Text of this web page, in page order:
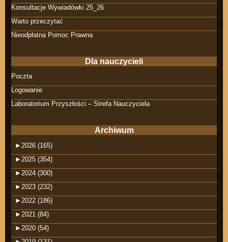
Konsultacje Wywiadówki 25_26
Warto przeczytać
Nieodpłatna Pomoc Prawna
Dla nauczycieli
Poczta
Logowanie
Laboratorium Przyszłości – Strefa Nauczyciela
Archiwum
► 2026 (165)
► 2025 (354)
► 2024 (300)
► 2023 (232)
► 2022 (186)
► 2021 (84)
► 2020 (54)